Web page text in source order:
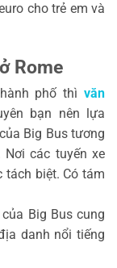
cho trẻ em và
Rome
phố thì văn
bạn nên lựa
Big Bus tương
các tuyến xe
tách biệt. Có tám
Big Bus cung
danh nổi tiếng